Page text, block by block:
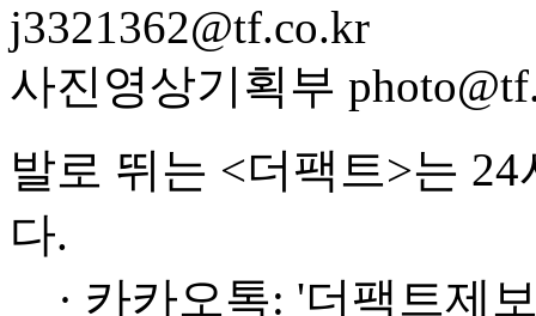
j3321362@tf.co.kr
사진영상기획부
발로 뛰는 <더팩트>는
다.
· 카카오톡: '더팩트제